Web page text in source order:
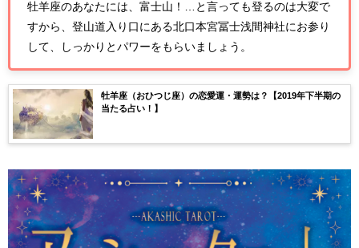
牡羊座のあなたには、富士山！…と言っても登るのは大変で
すから、登山道入り口にある北口本宮冨士浅間神社にお参り
して、しっかりとパワーをもらいましょう。
牡羊座（おひつじ座）の恋愛運・運勢は？【2019年下半期の
当たる占い！】